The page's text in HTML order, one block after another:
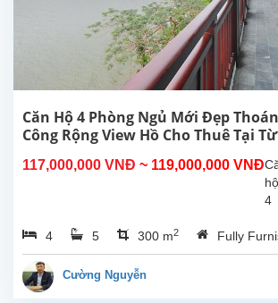
Từ
ở
Căn Hộ 4 Phòng Ngủ Mới Đẹp
Công Rộng View Hồ Cho Thuê Tại
117,000,000 VNĐ ~ 119,000,000 VNĐ
hộ
4
4 5 300 m2 Fully
Cường Nguyễn